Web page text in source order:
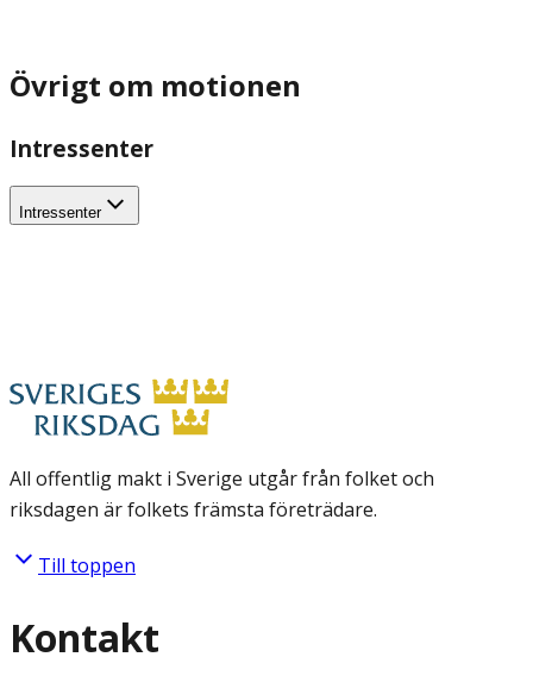
Övrigt om motionen
Intressenter
Intressenter
All offentlig makt i Sverige utgår från folket och
riksdagen är folkets främsta företrädare.
Till toppen
Kontakt